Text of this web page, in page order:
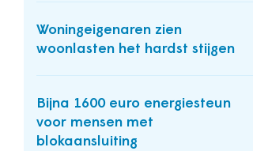
Woningeigenaren zien
woonlasten het hardst stijgen
Bijna 1600 euro energiesteun
voor mensen met
blokaansluiting